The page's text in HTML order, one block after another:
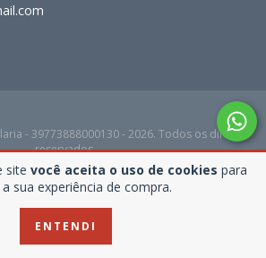
site você aceita o uso de cookies para
sua experiência de compra.
ENTENDI
- 39773888000130 - 2026. Todos os direitos
reservados.